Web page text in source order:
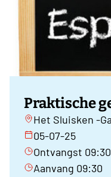
Praktische
Het Sluisken -
05-07-25
Ontvangst 09:30
Aanvang 09:30